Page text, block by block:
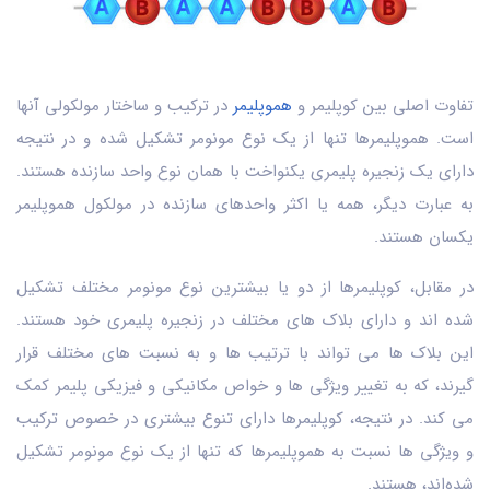
تفاوت اصلی بین کوپلیمر و هموپلیمر در ترکیب و ساختار مولکولی آنها
است. هموپلیمرها تنها از یک نوع مونومر تشکیل شده و در نتیجه
دارای یک زنجیره پلیمری یکنواخت با همان نوع واحد سازنده هستند.
به عبارت دیگر، همه یا اکثر واحدهای سازنده در مولکول هموپلیمر
یکسان هستند.
در مقابل، کوپلیمرها از دو یا بیشترین نوع مونومر مختلف تشکیل
شده ‌اند و دارای بلاک ‌های مختلف در زنجیره پلیمری خود هستند.
این بلاک ‌ها می ‌تواند با ترتیب ‌ها و به نسبت‌ های مختلف قرار
گیرند، که به تغییر ویژگی‌ ها و خواص مکانیکی و فیزیکی پلیمر کمک
می‌ کند. در نتیجه، کوپلیمرها دارای تنوع بیشتری در خصوص ترکیب
و ویژگی ‌ها نسبت به هموپلیمرها که تنها از یک نوع مونومر تشکیل